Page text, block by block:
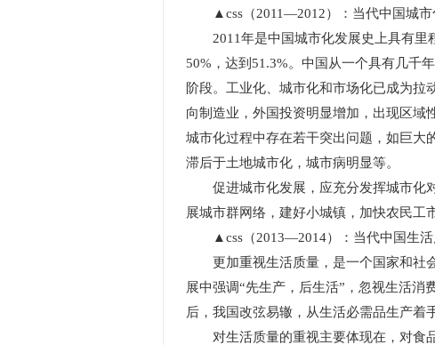
▲css（2011—2012）：当代中国城市
2011年是中国城市化发展史上具有里
50%，达到51.3%。中国从一个具有几千
阶段。工业化、城市化和市场化已成为拉
向制造业，外国投资明显增加，出现区域
城市化过程中存在若干突出问题，如巨大
滞后于土地城市化，城市病明显等。
促进城市化发展，应充分发挥城市化
展城市群网络，建好小城镇，加快农民工
▲css（2013—2014）：当代中国生活
更加重视生活质量，是一个国家和社
展中强调“先生产，后生活”，忽视生活
后，我国改弦易辙，从生活必需品生产着
对生活质量的重视主要体现在，对食